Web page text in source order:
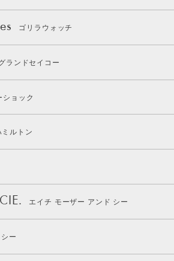
ゴリラウォッチ
ランドセイコー
ショック
ミルトン
エイチ モーザー アンド シー
ー